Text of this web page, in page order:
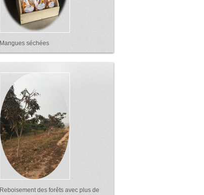
Mangues séchées
Reboisement des forêts avec plus de